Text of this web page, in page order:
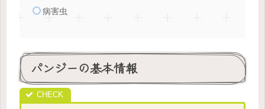
病害虫
パンジーの基本情報